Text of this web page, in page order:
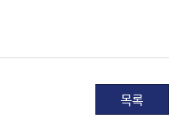
목록